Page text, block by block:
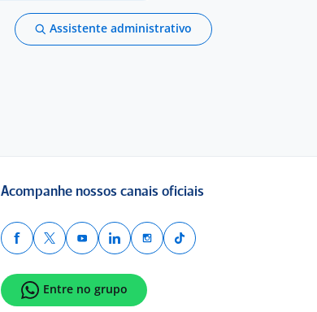
Assistente administrativo
Acompanhe nossos canais oficiais
Entre no grupo